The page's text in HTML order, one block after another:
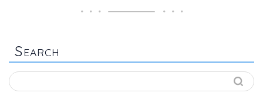
SEARCH